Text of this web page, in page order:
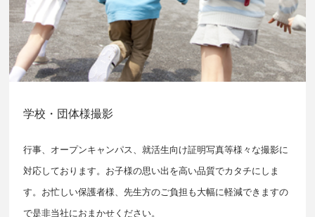
学校・団体様撮影
行事、オープンキャンパス、就活生向け証明写真等様々な撮影に
対応しております。お子様の思い出を高い品質でカタチにしま
す。お忙しい保護者様、先生方のご負担も大幅に軽減できますの
で是非当社におまかせください。